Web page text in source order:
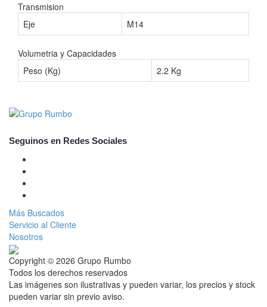
Transmision
Eje
M14
Volumetria y Capacidades
Peso (Kg)
2.2 Kg
Seguinos en Redes Sociales
Más Buscados
Servicio al Cliente
Nosotros
Copyright © 2026 Grupo Rumbo
Todos los derechos reservados
Las imágenes son ilustrativas y pueden variar, los precios y stock
pueden variar sin previo aviso.